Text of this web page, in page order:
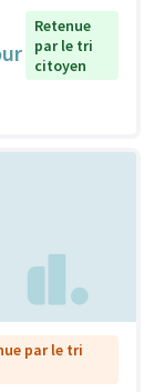
Retenue
par le tri
citoyen
par le tri